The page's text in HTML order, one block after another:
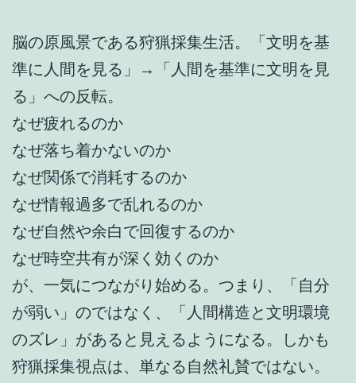
脳の原風景である狩猟採集生活。「文明を基
準に人間を見る」→「人間を基準に文明を見
る」への反転。
なぜ疲れるのか
なぜ落ち着かないのか
なぜ関係で消耗するのか
なぜ情報過多で乱れるのか
なぜ自然や余白で回復するのか
なぜ時空共有が深く効くのか
が、一気につながり始める。つまり、「自分
が弱い」のではなく、「人間構造と文明環境
のズレ」があると見えるようになる。しかも
狩猟採集視点は、単なる自然礼賛ではない。